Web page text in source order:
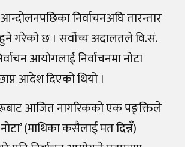
निर्वाचनअघि तारन्तार
हुने गरेको छ । सर्वोच्च अदालतले वि.सं.
आयोगलाई निर्वाचनमा नोटा
आदेश दिएको थियो ।
आजित नागरिकको एक पङ्क्तिले
(माथिका कसैलाई मत दिन्नँ)